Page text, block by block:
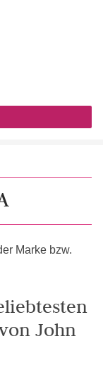
Marke bzw.
John